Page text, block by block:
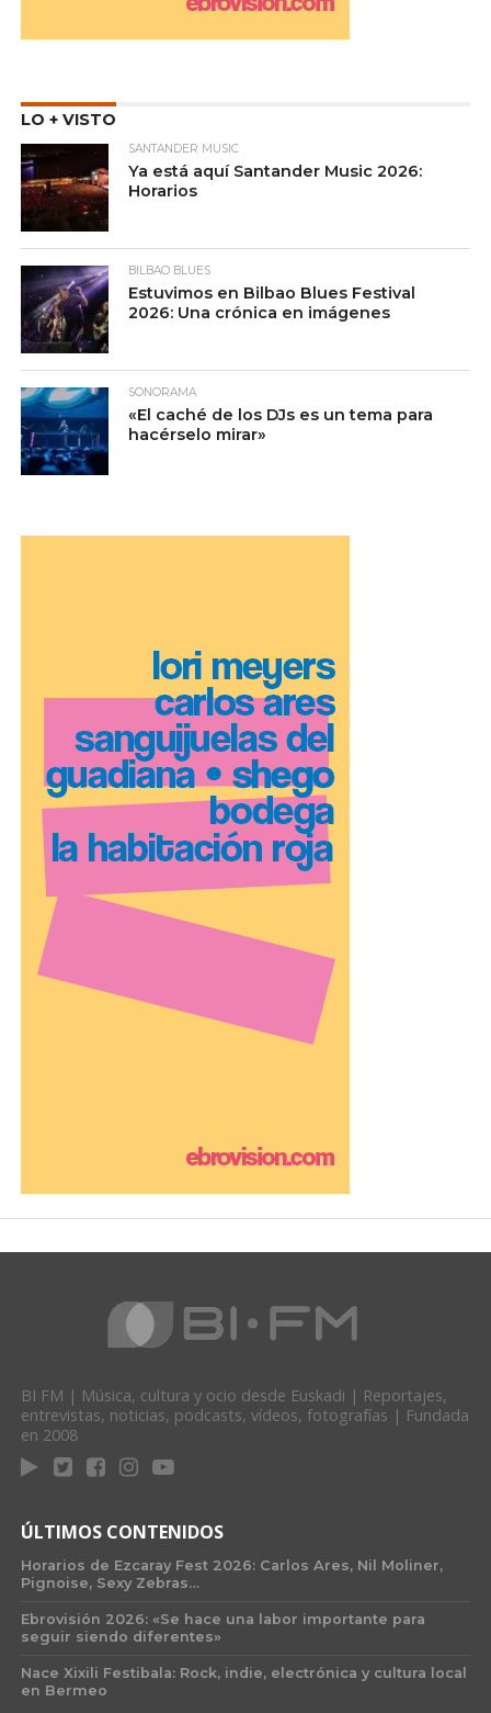
LO + VISTO
SANTANDER MUSIC
Ya está aquí Santander Music 2026:
Horarios
BILBAO BLUES
Estuvimos en Bilbao Blues Festival
2026: Una crónica en imágenes
SONORAMA
«El caché de los DJs es un tema para
hacérselo mirar»
BI FM | Música, cultura y ocio desde Euskadi | Reportajes,
entrevistas, noticias, podcasts, vídeos, fotografías | Fundada
en 2008
ÚLTIMOS CONTENIDOS
Horarios de Ezcaray Fest 2026: Carlos Ares, Nil Moliner,
Pignoise, Sexy Zebras…
Ebrovisión 2026: «Se hace una labor importante para
seguir siendo diferentes»
Nace Xixili Festibala: Rock, indie, electrónica y cultura local
en Bermeo